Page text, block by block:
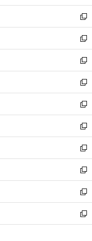
開
く
ウ
で
開
く
ン
ド
ウ
で
開
く
ウ
ィ
ン
ド
ウ
で
開
く
新
し
い
ウ
ィ
ン
ド
ウ
で
開
く
新
し
い
ウ
ィ
ン
ド
ウ
で
開
く
新
し
い
ウ
ィ
ン
ド
ウ
で
開
く
新
し
い
ウ
ィ
ン
ド
ウ
で
開
く
新
し
い
ウ
ィ
ン
ド
ウ
で
開
く
新
し
い
ウ
ィ
ン
ド
ウ
で
開
新
し
い
ウ
ィ
ン
ド
ウ
新
し
い
ウ
ィ
ン
新
し
い
ウ
新
し